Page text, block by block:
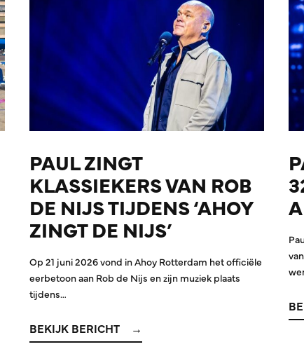
PAUL ZINGT
KLASSIEKERS VAN ROB
DE NIJS TIJDENS ‘AHOY
ZINGT DE NIJS’
Op 21 juni 2026 vond in Ahoy Rotterdam het officiële
eerbetoon aan Rob de Nijs en zijn muziek plaats
tijdens…
BEKIJK BERICHT